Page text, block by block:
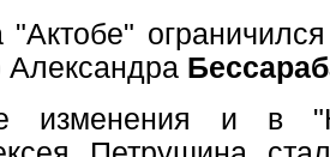
изменения и в